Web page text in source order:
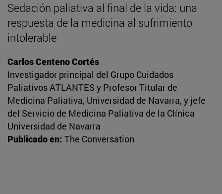
Sedación paliativa al final de la vida: una
respuesta de la medicina al sufrimiento
intolerable
Carlos Centeno Cortés
Investigador principal del Grupo Cuidados
Paliativos ATLANTES y Profesor Titular de
Medicina Paliativa, Universidad de Navarra, y jefe
del Servicio de Medicina Paliativa de la Clínica
Universidad de Navarra
Publicado en: The Conversation